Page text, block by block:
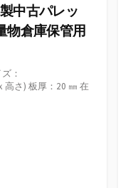
製中古パレッ
物倉庫保管用
：
高さ) 板厚：20 ㎜ 在